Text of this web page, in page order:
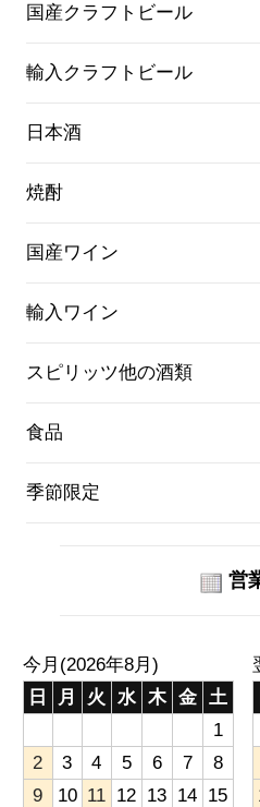
国産クラフトビール
輸入クラフトビール
日本酒
焼酎
国産ワイン
輸入ワイン
スピリッツ他の酒類
食品
季節限定
営
今月(2026年8月)
日
月 火 水 木 金 土
1
2
3 4 5 6 7
8
9
10 11 12 13 14 15